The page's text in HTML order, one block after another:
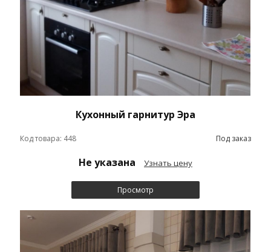
Кухонный гарнитур Эра
Код товара: 448 Под заказ
Не указана Узнать цену
Просмотр